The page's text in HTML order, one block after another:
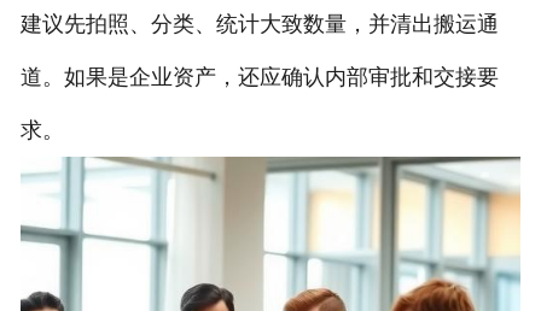
建议先拍照、分类、统计大致数量，并清出搬运通
道。如果是企业资产，还应确认内部审批和交接要
求。